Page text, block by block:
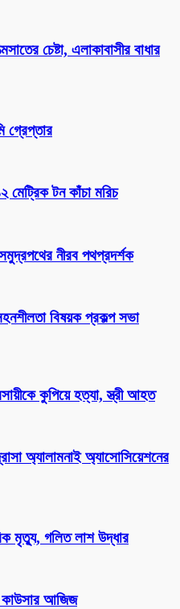
চেষ্টা, এলাকাবাসীর বাধার
গ্রেপ্তার
মেট্রিক টন কাঁচা মরিচ
নীরব পথপ্রদর্শক
বিষয়ক প্রকল্প সভা
কুপিয়ে হত্যা, স্ত্রী আহত
অ্যালামনাই অ্যাসোসিয়েশনের
মৃত্যু, গলিত লাশ উদ্ধার
কাউসার আজিজ